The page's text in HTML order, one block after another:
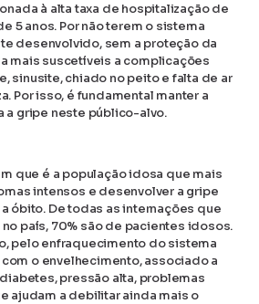
à alta taxa de hospitalização de
5 anos. Por não terem o sistema
desenvolvido, sem a proteção da
mais suscetíveis a complicações
sinusite, chiado no peito e falta de ar
Por isso, é fundamental manter a
a gripe neste público-alvo.
que é a população idosa que mais
intensos e desenvolver a gripe
óbito. De todas as internações que
país, 70% são de pacientes idosos.
pelo enfraquecimento do sistema
o envelhecimento, associado a
pressão alta, problemas
ajudam a debilitar ainda mais o